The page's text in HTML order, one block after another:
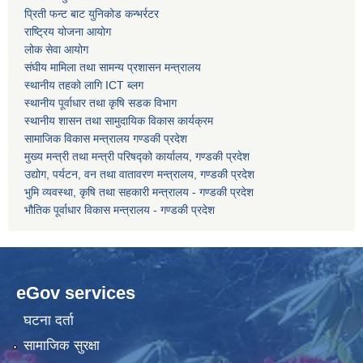
प्रिती फन्ट बाट युनिकोड कन्भर्रटर
राष्ट्रिय योजना आयोग
लोक सेवा आयोग
संघीय मामिला तथा सामन्य प्रशासन मन्त्रालय
स्थानीय तहको लागि ICT ब्लग
स्थानीय पूर्वाधार तथा कृषि सडक विभाग
स्थानीय शासन तथा सामुदायिक विकास कार्यक्रम
सामाजिक विकास मन्त्रालय गण्डकी प्रदेश
मुख्य मन्त्री तथा मन्त्री परिषद्को कार्यालय, गण्डकी प्रदेश
उद्योग, पर्यटन, वन तथा वातावरण मन्त्रालय, गण्डकी प्रदेश
भुमि व्यवस्था, कृषि तथा सहकारी मन्त्रालय - गण्डकी प्रदेश
भौतिक पूर्वाधार विकास मन्त्रालय - गण्डकी प्रदेश
eGov services
घटना दर्ता
सामाजिक सुरक्षा